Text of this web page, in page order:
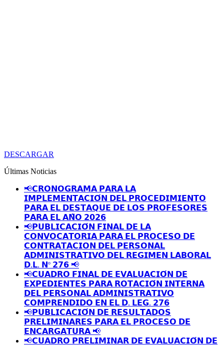
DESCARGAR
Últimas Noticias
📢𝗖𝗥𝗢𝗡𝗢𝗚𝗥𝗔𝗠𝗔 𝗣𝗔𝗥𝗔 𝗟𝗔
𝗜𝗠𝗣𝗟𝗘𝗠𝗘𝗡𝗧𝗔𝗖𝗜𝗢́𝗡 𝗗𝗘𝗟 𝗣𝗥𝗢𝗖𝗘𝗗𝗜𝗠𝗜𝗘𝗡𝗧𝗢
𝗣𝗔𝗥𝗔 𝗘𝗟 𝗗𝗘𝗦𝗧𝗔𝗤𝗨𝗘 𝗗𝗘 𝗟𝗢𝗦 𝗣𝗥𝗢𝗙𝗘𝗦𝗢𝗥𝗘𝗦
𝗣𝗔𝗥𝗔 𝗘𝗟 𝗔𝗡̃𝗢 𝟮𝟬𝟮𝟲
📢𝗣𝗨𝗕𝗟𝗜𝗖𝗔𝗖𝗜𝗢́𝗡 𝗙𝗜𝗡𝗔𝗟 𝗗𝗘 𝗟𝗔
𝗖𝗢𝗡𝗩𝗢𝗖𝗔𝗧𝗢𝗥𝗜𝗔 𝗣𝗔𝗥𝗔 𝗘𝗟 𝗣𝗥𝗢𝗖𝗘𝗦𝗢 𝗗𝗘
𝗖𝗢𝗡𝗧𝗥𝗔𝗧𝗔𝗖𝗜𝗢𝗡 𝗗𝗘𝗟 𝗣𝗘𝗥𝗦𝗢𝗡𝗔𝗟
𝗔𝗗𝗠𝗜𝗡𝗜𝗦𝗧𝗥𝗔𝗧𝗜𝗩𝗢 𝗗𝗘𝗟 𝗥𝗘𝗚𝗜𝗠𝗘𝗡 𝗟𝗔𝗕𝗢𝗥𝗔𝗟
𝗗.𝗟. 𝗡º 𝟮𝟳𝟲 📢
📢𝗖𝗨𝗔𝗗𝗥𝗢 𝗙𝗜𝗡𝗔𝗟 𝗗𝗘 𝗘𝗩𝗔𝗟𝗨𝗔𝗖𝗜𝗢́𝗡 𝗗𝗘
𝗘𝗫𝗣𝗘𝗗𝗜𝗘𝗡𝗧𝗘𝗦 𝗣𝗔𝗥𝗔 𝗥𝗢𝗧𝗔𝗖𝗜𝗢́𝗡 𝗜𝗡𝗧𝗘𝗥𝗡𝗔
𝗗𝗘𝗟 𝗣𝗘𝗥𝗦𝗢𝗡𝗔𝗟 𝗔𝗗𝗠𝗜𝗡𝗜𝗦𝗧𝗥𝗔𝗧𝗜𝗩𝗢
𝗖𝗢𝗠𝗣𝗥𝗘𝗡𝗗𝗜𝗗𝗢 𝗘𝗡 𝗘𝗟 𝗗. 𝗟𝗘𝗚. 𝟮𝟳𝟲
📢𝗣𝗨𝗕𝗟𝗜𝗖𝗔𝗖𝗜𝗢́𝗡 𝗗𝗘 𝗥𝗘𝗦𝗨𝗟𝗧𝗔𝗗𝗢𝗦
𝗣𝗥𝗘𝗟𝗜𝗠𝗜𝗡𝗔𝗥𝗘𝗦 𝗣𝗔𝗥𝗔 𝗘𝗟 𝗣𝗥𝗢𝗖𝗘𝗦𝗢 𝗗𝗘
𝗘𝗡𝗖𝗔𝗥𝗚𝗔𝗧𝗨𝗥𝗔 📢
📢𝗖𝗨𝗔𝗗𝗥𝗢 𝗣𝗥𝗘𝗟𝗜𝗠𝗜𝗡𝗔𝗥 𝗗𝗘 𝗘𝗩𝗔𝗟𝗨𝗔𝗖𝗜𝗢́𝗡 𝗗𝗘